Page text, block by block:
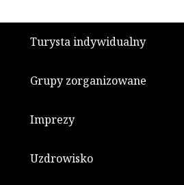
Stopka
Turysta indywidualny
Grupy zorganizowane
Imprezy
Uzdrowisko